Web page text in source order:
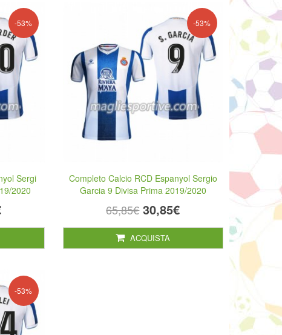
-53%
Sergi
2020
-53%
Completo Calcio RCD Espanyol Sergio
Garcia 9 Divisa Prima 2019/2020
65,85€ 30,85€
ACQUISTA
-53%